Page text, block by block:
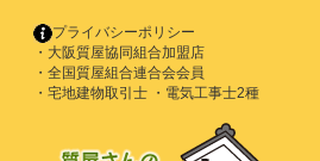
プライバシーポリシー
・大阪質屋協同組合加盟店
・全国質屋組合連合会会員
・宅地建物取引士 ・電気工事士2種